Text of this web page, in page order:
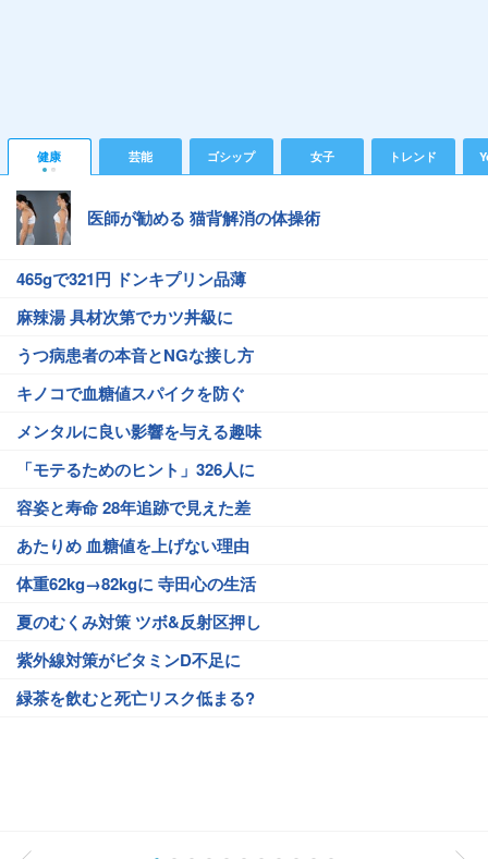
健康 芸能 ゴシップ 女子 トレンド
医師が勧める 猫背解消の体操術
465gで321円 ドンキプリン品薄
麻辣湯 具材次第でカツ丼級に
うつ病患者の本音とNGな接し方
キノコで血糖値スパイクを防ぐ
メンタルに良い影響を与える趣味
「モテるためのヒント」326人に
容姿と寿命 28年追跡で見えた差
あたりめ 血糖値を上げない理由
体重62kg→82kgに 寺田心の生活
夏のむくみ対策 ツボ&反射区押し
紫外線対策がビタミンD不足に
緑茶を飲むと死亡リスク低まる?